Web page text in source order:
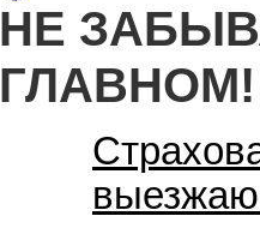
НЕ
ГЛАВНОМ!